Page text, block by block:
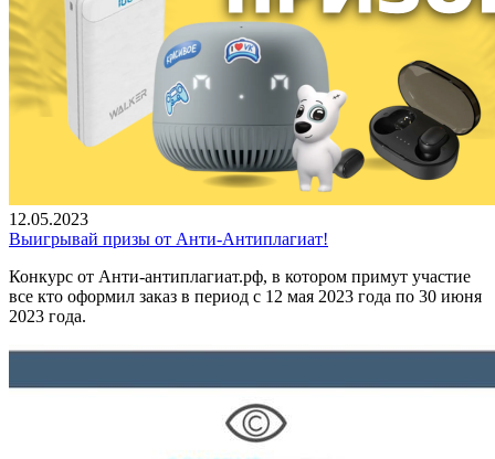
12.05.2023
Выигрывай призы от Анти-Антиплагиат!
Конкурс от Анти-антиплагиат.рф, в котором примут участие
все кто оформил заказ в период с 12 мая 2023 года по 30 июня
2023 года.